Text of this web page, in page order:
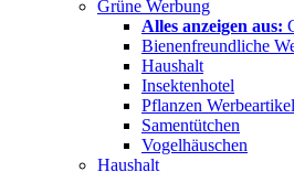
Grüne Werbung
Alles anzeigen aus:
Bienenfreundliche
Haushalt
Insektenhotel
Pflanzen Werbeartikel
Samentütchen
Vogelhäuschen
Haushalt